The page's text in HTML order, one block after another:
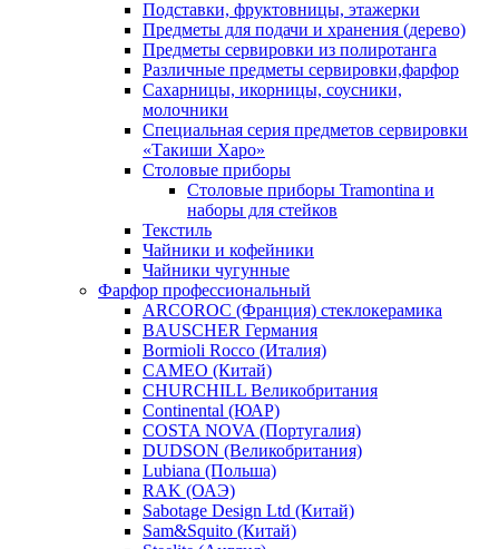
Подставки, фруктовницы, этажерки
Предметы для подачи и хранения (дерево)
Предметы сервировки из полиротанга
Различные предметы сервировки,фарфор
Сахарницы, икорницы, соусники,
молочники
Специальная серия предметов сервировки
«Такиши Харо»
Столовые приборы
Столовые приборы Trаmоntina и
наборы для стейков
Текстиль
Чайники и кофейники
Чайники чугунные
Фарфор профессиональный
ARCOROC (Франция) стеклокерамика
BAUSCHER Германия
Bormioli Rocco (Италия)
CAMEO (Китай)
CHURCHILL Великобритания
Continental (ЮАР)
COSTA NOVA (Португалия)
DUDSON (Великобритания)
Lubiana (Польша)
RAK (ОАЭ)
Sabotage Design Ltd (Китай)
Sam&Squito (Китай)